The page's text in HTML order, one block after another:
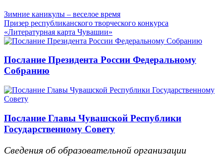
Зимние каникулы – веселое время
Призер республиканского творческого конкурса
«Литературная карта Чувашии»
Послание Президента России Федеральному
Собранию
Послание Главы Чувашской Республики
Государственному Совету
Сведения об образовательной организации